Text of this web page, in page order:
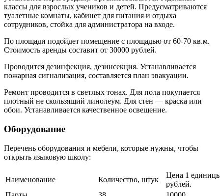
классы для взрослых учеников и детей. Предусматриваются
туалетные комнаты, кабинет для питания и отдыха
сотрудников, стойка для администратора на входе.
По площади подойдет помещение с площадью от 60-70 кв.м.
Стоимость аренды составит от 30000 рублей.
Проводится дезинфекция, дезинсекция. Устанавливается
пожарная сигнализация, составляется план эвакуации.
Ремонт проводится в светлых тонах. Для пола покупается
плотный не скользящий линолеум. Для стен — краска или
обои. Устанавливается качественное освещение.
Оборудование
Перечень оборудования и мебели, которые нужны, чтобы
открыть языковую школу:
Наименование Количество, штук
Цена 1
рублей.